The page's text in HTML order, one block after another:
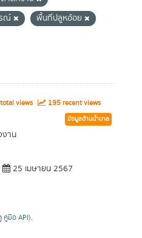
ณ์
พื้นที่ปลูหอ้อย
views 195 recent views
ข้อมูลด้านน้ำตาล
งาน
25 เมษายน 2567
คู่มือ API).